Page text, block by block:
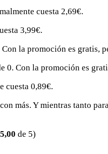
cuesta 2,69€.
3,99€.
la promoción es gratis,
Con la promoción es
cuesta 0,89€.
más. Y mientras tanto
5,00 de 5)